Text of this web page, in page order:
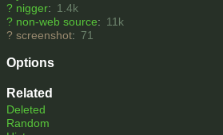
? nigger: 1.4k
? non-web source: 11k
? screenshot: 71
Options
Related
Deleted
Random